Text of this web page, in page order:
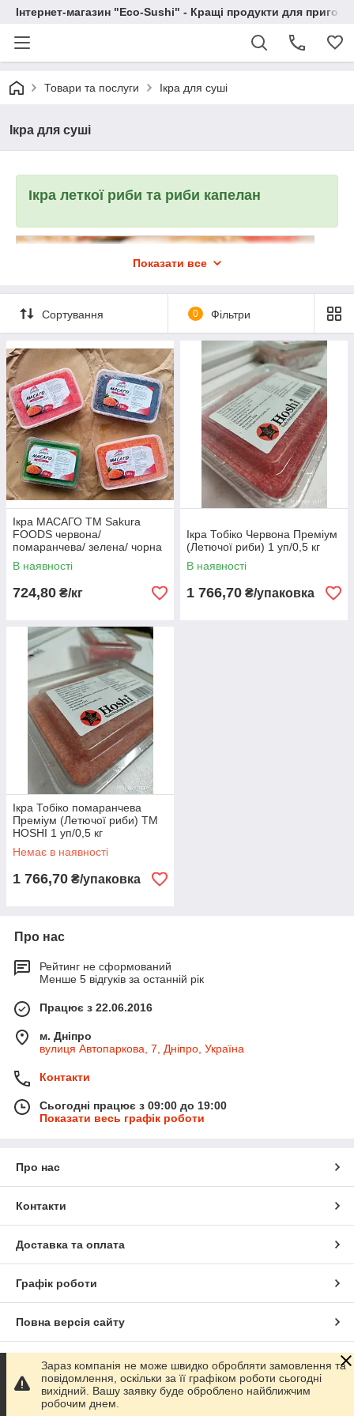
Інтернет-магазин "Eco-Sushi" - Кращі продукти для
Товари та послуги Ікра для суші
Ікра для суші
Ікра леткої риби та риби капелан
Додайте яскраву смакову нотку до
Вашої страви за допомогою ікри Масаго
або Тобіко!
Ідеально поєднується із суші, ролами,
салатами та іншими стравами!
Наші фахівці проконсультують Вас із
будь-якого питання!
Показати все
Сортування 0 Фільтри
Ікра МАСАГО TM Sakura
FOODS червона/
помаранчева/ зелена/ чорна
(1уп./0.5кг.)
В наявності
724,80 ₴/кг
Ікра Тобіко Червона Преміум
(Летючої риби) 1 уп/0,5 кг
В наявності
1 766,70 ₴/упаковка
Ікра Тобіко помаранчева
Преміум (Летючої риби) ТМ
HOSHI 1 уп/0,5 кг
Немає в наявності
1 766,70 ₴/упаковка
Про нас
Рейтинг не сформований
Менше 5 відгуків за останній рік
Працює з 22.06.2016
м. Дніпро
вулиця Автопаркова, 7, Дніпро, Україна
Контакти
Сьогодні працює з 09:00 до 19:00
Показати весь графік роботи
Про нас
Контакти
Доставка та оплата
Графік роботи
Повна версія сайту
Сайт створено на маркетплейсі Prom.ua
Політика конфіденційності
Зараз компанія не може швидко обробляти замовлення та
повідомлення, оскільки за її графіком роботи сьогодні
вихідний. Вашу заявку буде оброблено найближчим
робочим днем.